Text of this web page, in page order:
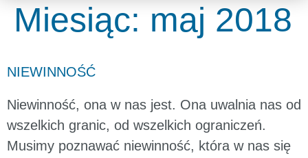
Miesiąc: maj 2018
NIEWINNOŚĆ
Niewinność, ona w nas jest. Ona uwalnia nas od
wszelkich granic, od wszelkich ograniczeń.
Musimy poznawać niewinność, która w nas się